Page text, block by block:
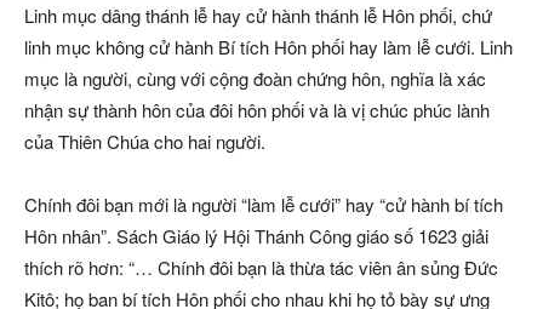
Linh mục dâng thánh lễ hay cử hành thánh lễ Hôn phối, chứ
linh mục không cử hành Bí tích Hôn phối hay làm lễ cưới. Linh
mục là người, cùng với cộng đoàn chứng hôn, nghĩa là xác
nhận sự thành hôn của đôi hôn phối và là vị chúc phúc lành
của Thiên Chúa cho hai người.
Chính đôi bạn mới là người “làm lễ cưới” hay “cử hành bí tích
Hôn nhân”. Sách Giáo lý Hội Thánh Công giáo số 1623 giải
thích rõ hơn: “… Chính đôi bạn là thừa tác viên ân sủng Đức
Kitô; họ ban bí tích Hôn phối cho nhau khi họ tỏ bày sự ưng